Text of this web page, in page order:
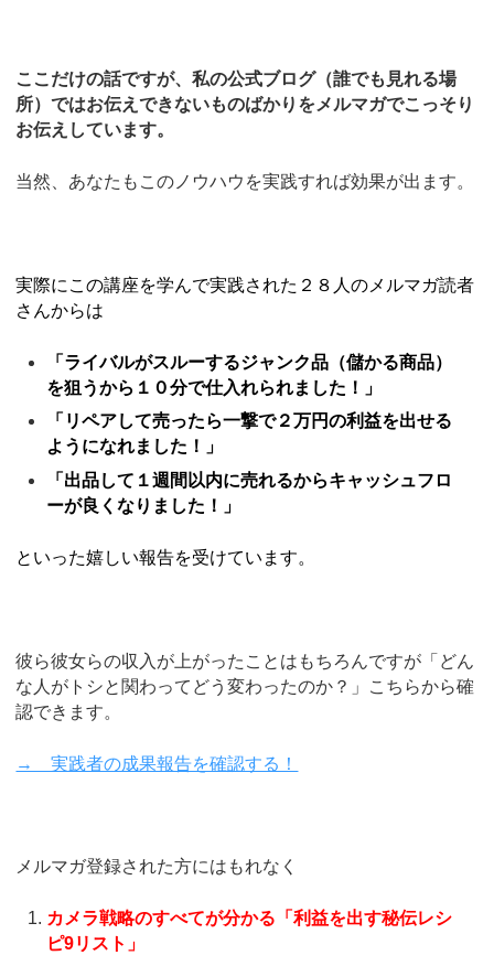
ここだけの話ですが、私の公式ブログ（誰でも見れる場
所）ではお伝えできないものばかりをメルマガでこっそり
お伝えしています。
当然、あなたもこのノウハウを実践すれば効果が出ます。
実際にこの講座を学んで実践された２８人のメルマガ読者
さんからは
「ライバルがスルーするジャンク品（儲かる商品）
を狙うから１０分で仕入れられました！」
「リペアして売ったら一撃で２万円の利益を出せる
ようになれました！」
「出品して１週間以内に売れるからキャッシュフロ
ーが良くなりました！」
といった嬉しい報告を受けています。
彼ら彼女らの収入が上がったことはもちろんですが「どん
な人がトシと関わってどう変わったのか？」こちらから確
認できます。
→ 実践者の成果報告を確認する！
メルマガ登録された方にはもれなく
カメラ戦略のすべてが分かる「利益を出す秘伝レシ
ピ9リスト」